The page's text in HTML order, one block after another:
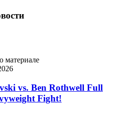
материале
vs. Ben Rothwell Full
Fight!